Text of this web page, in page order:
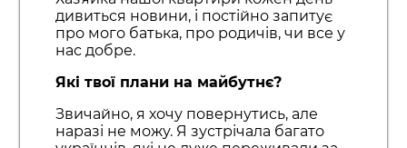
дивиться новини, і постійно запитує
про мого батька, про родичів, чи все у
нас добре.
Які твої плани на майбутнє?
Звичайно, я хочу повернутись, але
наразі не можу. Я зустрічала багато